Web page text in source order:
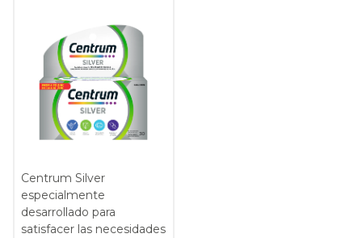
Centrum Silver
especialmente
desarrollado para
satisfacer las necesidades